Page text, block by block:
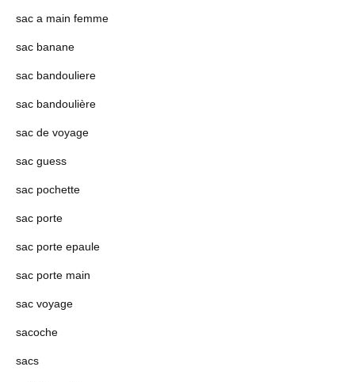
sac a main femme
sac banane
sac bandouliere
sac bandoulière
sac de voyage
sac guess
sac pochette
sac porte
sac porte epaule
sac porte main
sac voyage
sacoche
sacs